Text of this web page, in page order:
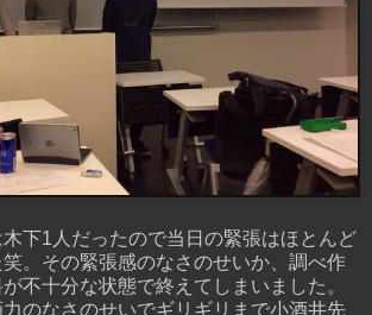
下1人だったので当日の緊張はほとんど
。その緊張感のなさのせいか、調べ作
不十分な状態で終えてしまいました。
のなさのせいでギリギリまで小酒井先